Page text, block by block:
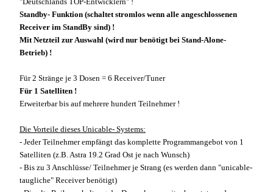
Standby- Funktion (schaltet stromlos wenn alle angeschlossenen
Receiver im StandBy sind) !
Mit Netzteil zur Auswahl (wird nur benötigt bei Stand-Alone-
Betrieb) !
Für 2 Stränge je 3 Dosen = 6 Receiver/Tuner
Für 1 Satelliten !
Erweiterbar bis auf mehrere hundert Teilnehmer !
Die Vorteile dieses Unicable- Systems:
- Jeder Teilnehmer empfängt das komplette Programmangebot von 1
Satelliten (z.B. Astra 19.2 Grad Ost je nach Wunsch)
- Bis zu 3 Anschlüsse/ Teilnehmer je Strang (es werden dann "unicable-
taugliche" Receiver benötigt)